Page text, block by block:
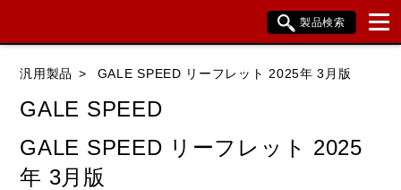
製品検索
データを準備しています。
汎用製品 GALE SPEED リーフレット 2025年 3月版
GALE SPEED
GALE SPEED リーフレット 2025
年 3月版